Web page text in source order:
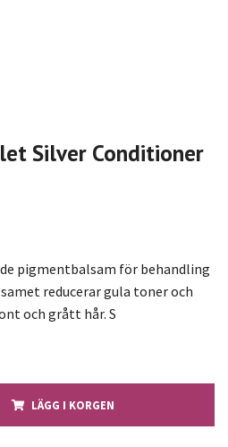
Silver Conditioner
pigmentbalsam för behandling
reducerar gula toner och
och grått hår. S
LÄGG I KORGEN